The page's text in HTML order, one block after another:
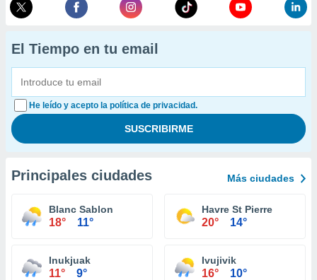
El Tiempo en tu email
He leído y acepto la política de privacidad.
Principales ciudades Más ciudades
Blanc Sablon
18° 11°
Havre St Pierre
20° 14°
Inukjuak
11° 9°
Ivujivik
16° 10°